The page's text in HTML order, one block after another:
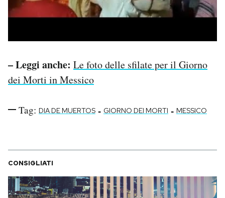
– Leggi anche: Le foto delle sfilate per il Giorno
dei Morti in Messico
Tag: DIA DE MUERTOS - GIORNO DEI MORTI - MESSICO
CONSIGLIATI